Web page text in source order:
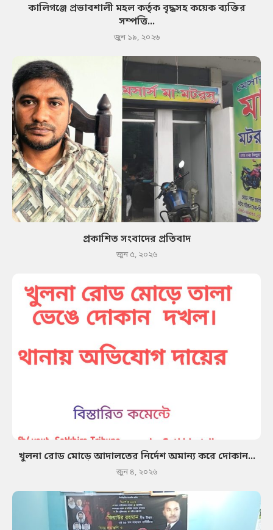
কালিগঞ্জে প্রভাবশালী মহল কর্তৃক বৃদ্ধসহ কয়েক ব্যক্তির
সম্পত্তি...
জুন ১৯, ২০২৬
প্রকাশিত সংবাদের প্রতিবাদ
জুন ৫, ২০২৬
খুলনা রোড মোড়ে আদালতের নির্দেশ অমান্য করে দোকান...
জুন ৪, ২০২৬